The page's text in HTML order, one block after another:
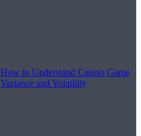
How to Understand Casino Game
Variance and Volatility